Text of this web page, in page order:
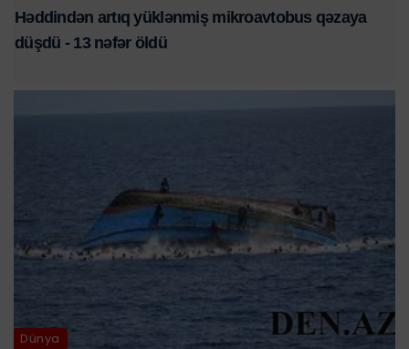
Həddindən artıq yüklənmiş mikroavtobus qəzaya
düşdü - 13 nəfər öldü
Dünya